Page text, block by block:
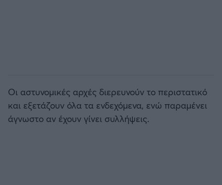
Οι αστυνομικές αρχές διερευνούν το περιστατικό
και εξετάζουν όλα τα ενδεχόμενα, ενώ παραμένει
άγνωστο αν έχουν γίνει συλλήψεις.